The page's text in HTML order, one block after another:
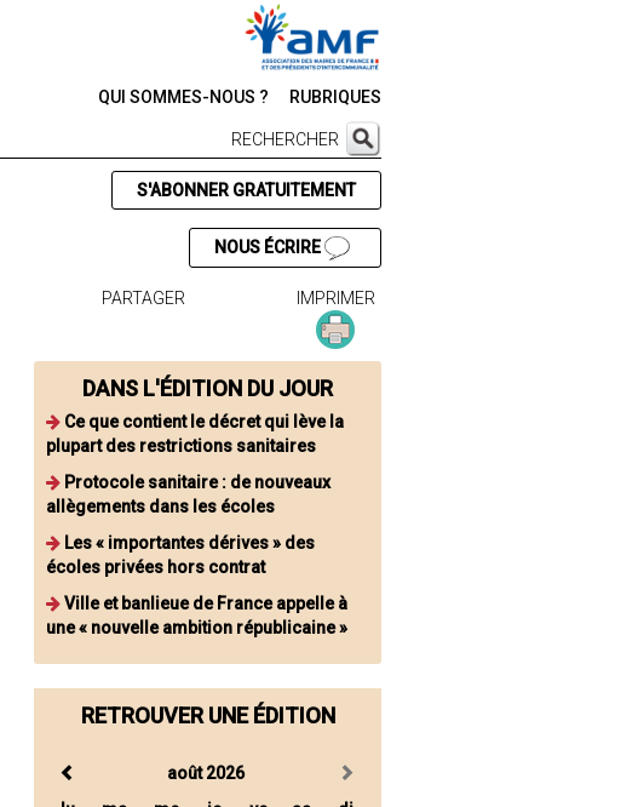
QUI SOMMES-NOUS ? RUBRIQUES
RECHERCHER
S'ABONNER GRATUITEMENT
NOUS ÉCRIRE
PARTAGER IMPRIMER
DANS L'ÉDITION DU JOUR
Ce que contient le décret qui lève la
plupart des restrictions sanitaires
Protocole sanitaire : de nouveaux
allègements dans les écoles
Les « importantes dérives » des
écoles privées hors contrat
Ville et banlieue de France appelle à
une « nouvelle ambition républicaine »
RETROUVER UNE ÉDITION
août 2026